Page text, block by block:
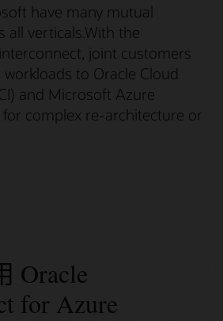
have many mutual
all verticals.With the
joint customers
to Oracle Cloud
and Microsoft Azure
complex re-architecture or
Oracle
for Azure